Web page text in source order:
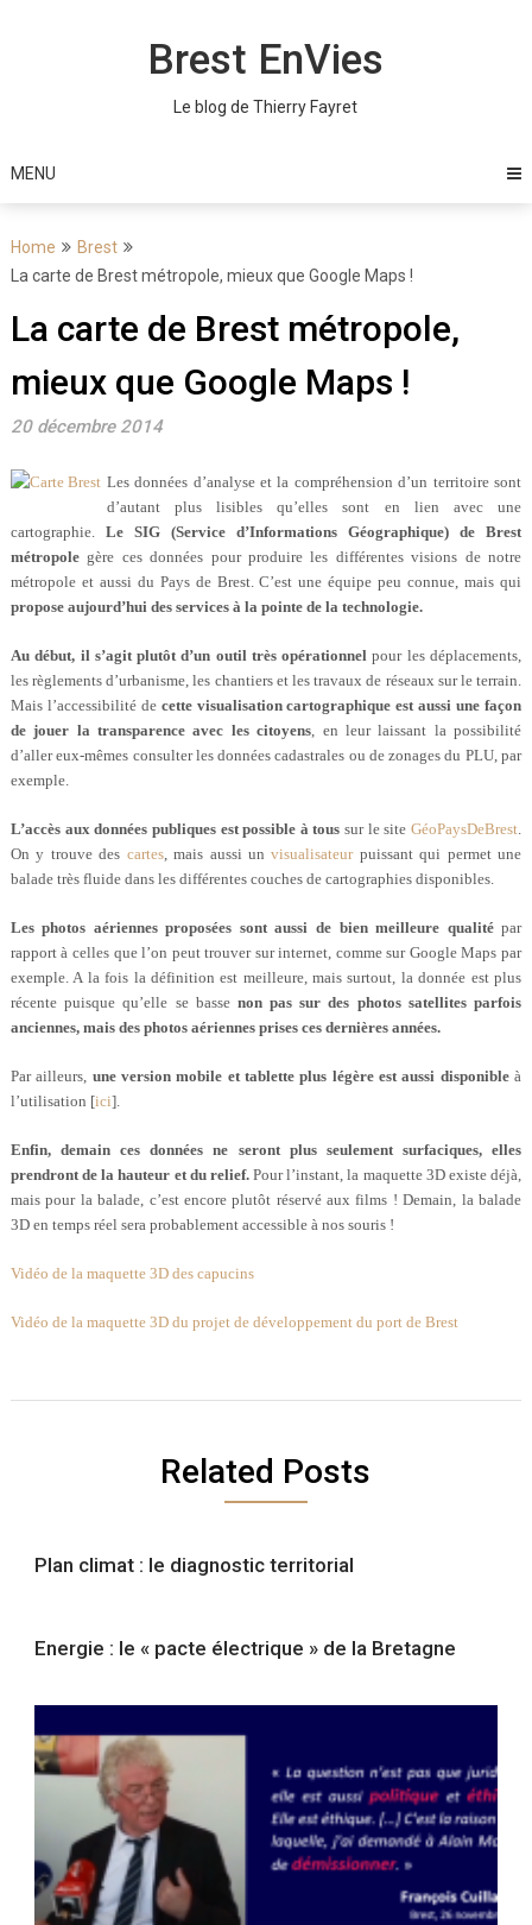
Brest EnVies
Le blog de Thierry Fayret
MENU
Home
Brest
La carte de Brest métropole, mieux que Google Maps !
La carte de Brest métropole,
mieux que Google Maps !
20 décembre 2014
Les données d’analyse et la compréhension d’un territoire sont
d’autant plus lisibles qu’elles sont en lien avec une
cartographie. Le SIG (Service d’Informations Géographique) de Brest
métropolegère ces données pour produire les différentes visions de notre
métropole et aussi du Pays de Brest. C’est une équipe peu connue, mais qui
propose aujourd’hui des services à la pointe de la technologie.
Au début, il s’agit plutôt d’un outil très opérationnel pour les déplacements,
les règlements d’urbanisme, les chantiers et les travaux de réseaux sur le terrain.
Mais l’accessibilité de cette visualisation cartographique est aussi une façon
de jouer la transparence avec les citoyens, en leur laissant la possibilité
d’aller eux-mêmes consulter les données cadastrales ou de zonages du PLU, par
exemple.
L’accès aux données publiques est possible à tous sur le siteGéoPaysDeBrest.
On y trouve des cartes, mais aussi unvisualisateurpuissant qui permet une
balade très fluide dans les différentes couches de cartographies disponibles.
Les photos aériennes proposées sont aussi de bien meilleure qualitépar
rapport à celles que l’on peut trouver sur internet, comme sur Google Maps par
exemple. A la fois la définition est meilleure, mais surtout, la donnée est plus
récente puisque qu’elle se basse non pas sur des photos satellites parfois
anciennes, mais des photos aériennes prises ces dernières années.
Par ailleurs, une version mobile et tablette plus légère est aussi disponibleà
l’utilisation [ici].
Enfin, demain ces données ne seront plus seulement surfaciques, elles
prendront de la hauteur et du relief.Pour l’instant, la maquette 3D existe déjà,
mais pour la balade, c’est encore plutôt réservé aux films ! Demain, la balade
3D en temps réel sera probablement accessible à nos souris !
Vidéo de la maquette 3D des capucins
Vidéo de la maquette 3D du projet de développement du port de Brest
Related Posts
Plan climat : le diagnostic territorial
Energie : le « pacte électrique » de la Bretagne